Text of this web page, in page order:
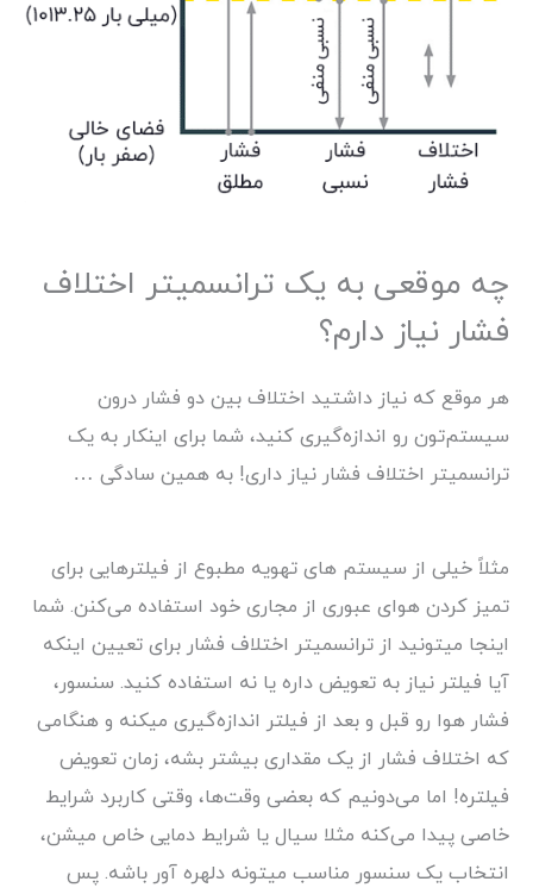
چه موقعی به یک ترانسمیتر اختلاف
فشار نیاز دارم؟
هر موقع که نیاز داشتید اختلاف بین دو فشار درون
سیستم‌تون رو اندازه‌گیری کنید، شما برای اینکار به یک
ترانسمیتر اختلاف فشار نیاز داری! به همین سادگی …
مثلاً خیلی از سیستم های تهویه مطبوع از فیلترهایی برای
تمیز کردن هوای عبوری از مجاری خود استفاده می‌کنن. شما
اینجا میتونید از ترانسمیتر اختلاف فشار برای تعیین اینکه
آیا فیلتر نیاز به تعویض داره یا نه استفاده کنید. سنسور،
فشار هوا رو قبل و بعد از فیلتر اندازه‌گیری میکنه و هنگامی
که اختلاف فشار از یک مقداری بیشتر بشه، زمان تعویض
فیلتره! اما می‌دونیم که بعضی وقت‌ها، وقتی کاربرد شرایط
خاصی پیدا می‌کنه مثلا سیال یا شرایط دمایی خاص میشن،
انتخاب یک سنسور مناسب میتونه دلهره آور باشه. پس